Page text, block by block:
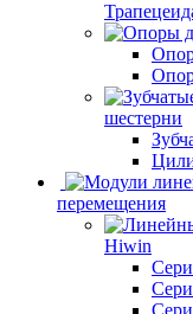
шестерни
перемещения
Hiwin